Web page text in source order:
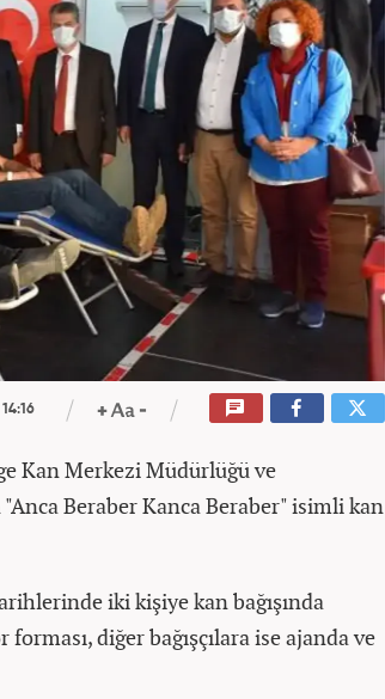
Kan Merkezi Müdürlüğü ve
Beraber Kanca Beraber" isimli kan
iki kişiye kan bağışında
diğer bağışçılara ise ajanda ve